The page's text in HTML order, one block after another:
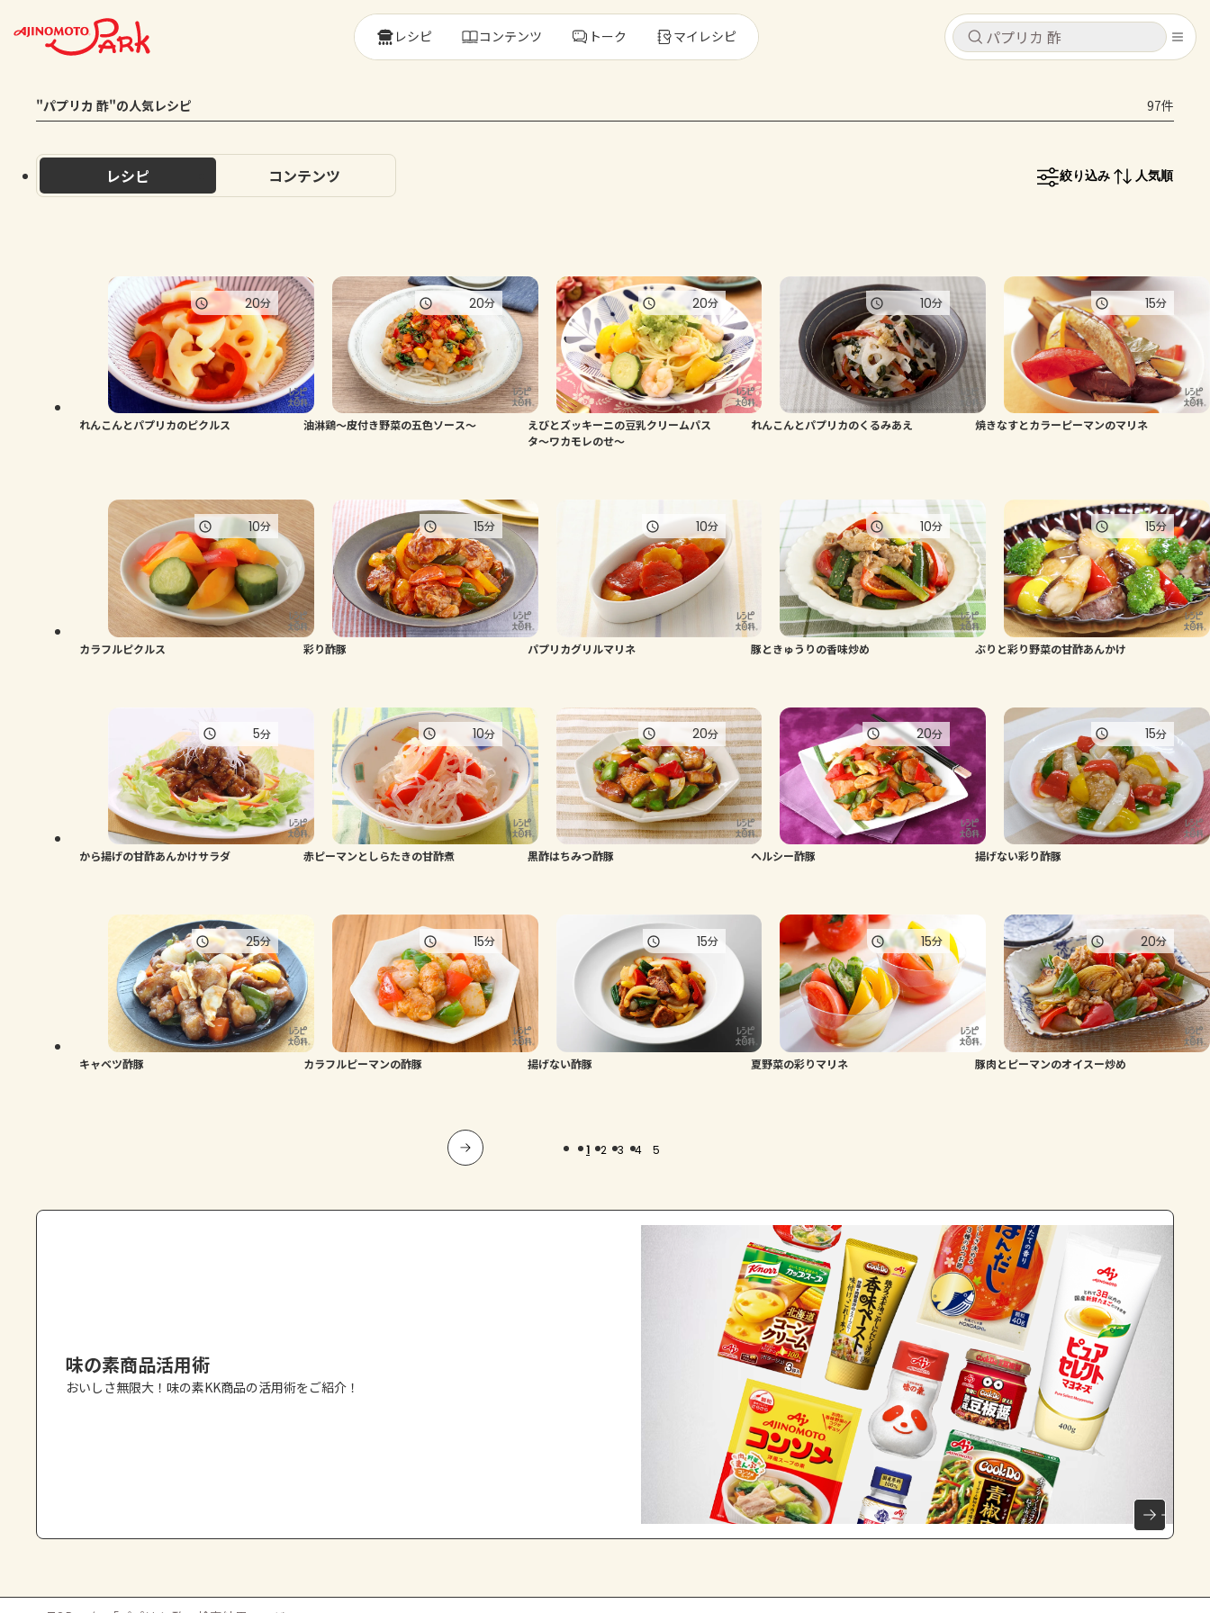
キャンセル
ログインするとレシピを保存できます
コンテンツ
レシピ
トーク
よくあるお問い合わせ
AJINOMOTO PARK とは
キャンセル
レシピ コンテンツ
レシピ コンテンツ トーク マイレシピ
"パプリカ 酢"の人気レシピ 97件
レシピ コンテンツ 絞り込み 人気順
れんこんとパプリカのピクルス
20分
油淋鶏～皮付き野菜の五色ソース～
20分
えびとズッキーニの豆乳クリームパス
タ～ワカモレのせ～
20分
れんこんとパプリカのくるみあえ
10分
焼きなすとカラーピーマンのマリネ
15分
カラフルピクルス
10分
彩り酢豚
15分
パプリカグリルマリネ
10分
豚ときゅうりの香味炒め
10分
ぶりと彩り野菜の甘酢あんかけ
15分
から揚げの甘酢あんかけサラダ
5分
赤ピーマンとしらたきの甘酢煮
10分
黒酢はちみつ酢豚
20分
ヘルシー酢豚
20分
揚げない彩り酢豚
15分
キャベツ酢豚
25分
カラフルピーマンの酢豚
15分
揚げない酢豚
15分
夏野菜の彩りマリネ
15分
豚肉とピーマンのオイスー炒め
20分
1 2 3 4 5
味の素商品活用術
おいしさ無限大！味の素KK商品の活用術をご紹介！